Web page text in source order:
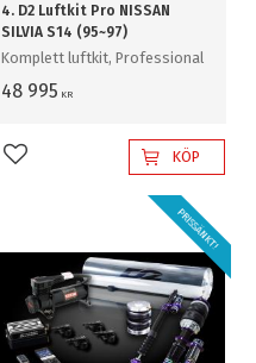
4. D2 Luftkit Pro NISSAN
SILVIA S14 (95~97)
Komplett luftkit, Professional
48 995 KR
Lägg till i favoriterKÖP
PRISSÄNKT!